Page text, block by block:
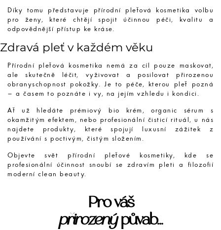
Díky tomu představuje přírodní pleťová kosmetika volbu
pro ženy, které chtějí spojit účinnou péči, kvalitu a
odpovědnější přístup ke kráse.
Zdravá pleť v každém věku
Přírodní pleťová kosmetika nemá za cíl pouze maskovat,
ale skutečně léčit, vyživovat a posilovat přirozenou
obranyschopnost pokožky. Je to péče, kterou pleť pozná
– a časem to poznáte i vy, na jejím vzhledu i kondici.
Ať už hledáte prémiový bio krém, organic sérum s
okamžitým efektem, nebo profesionální čisticí rituál, u nás
najdete produkty, které spojují luxusní zážitek z
používání s poctivým, čistým složením.
Objevte svět přírodní pleťové kosmetiky, kde se
profesionální účinnost snoubí se zdravím pleti a filozofií
moderní clean beauty.
Pro váš
přirozenýpůvab...